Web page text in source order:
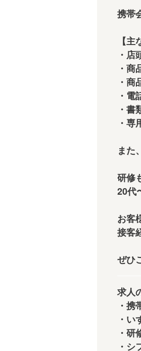
携帯
【主
・店
・商
・商
・電
・書
・専
また
研修
20代
お客
接客
ぜひ
求人
・携
・
・研
・